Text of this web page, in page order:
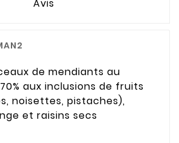
Avis
de mendiants au
aux inclusions de fruits
noisettes, pistaches),
et raisins secs